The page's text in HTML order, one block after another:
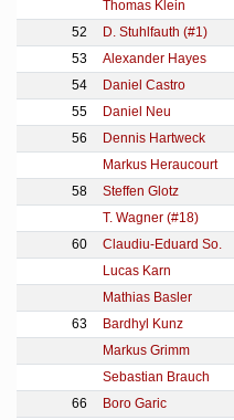
Thomas Klein
52
D. Stuhlfauth (#1)
53
Alexander Hayes
54
Daniel Castro
55
Daniel Neu
56
Dennis Hartweck
Markus Heraucourt
58
Steffen Glotz
T. Wagner (#18)
60
Claudiu-Eduard So.
Lucas Karn
Mathias Basler
63
Bardhyl Kunz
Markus Grimm
Sebastian Brauch
66
Boro Garic